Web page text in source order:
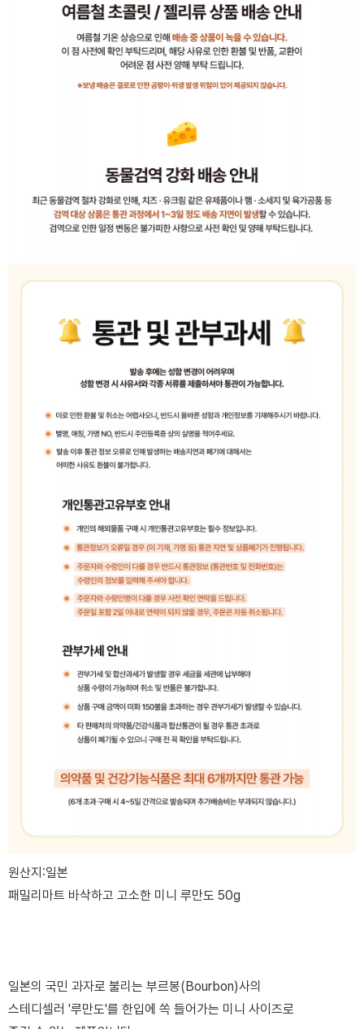
원산지:일본
패밀리마트 바삭하고 고소한 미니 루만도 50g
일본의 국민 과자로 불리는 부르봉(Bourbon)사의
스테디셀러 '루만도'를 한입에 쏙 들어가는 미니 사이즈로